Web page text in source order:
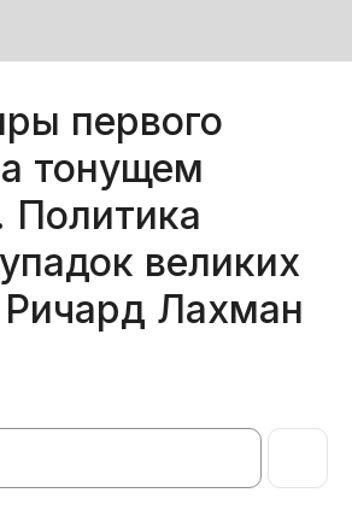
первого
тонущем
Политика
великих
Лахман